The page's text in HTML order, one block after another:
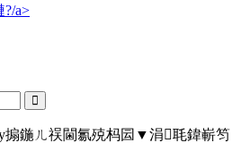
a>
搧鍦ㄦ祦閫氱殑杩囩▼涓毦鍏嶄笉